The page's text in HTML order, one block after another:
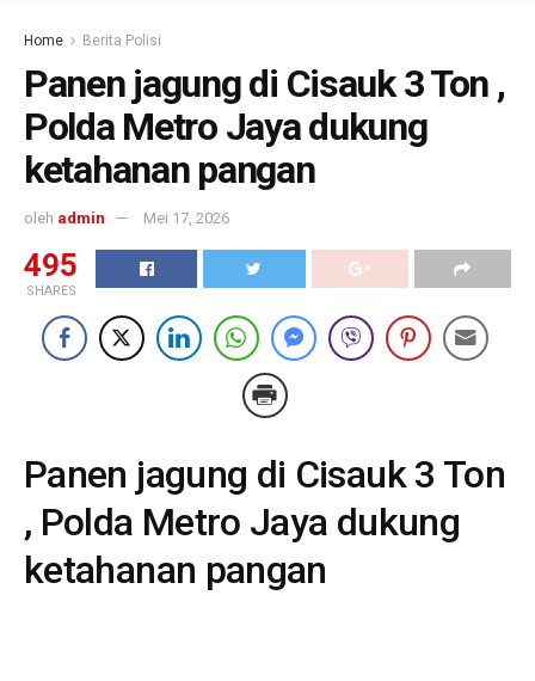
Home Berita Polisi
Panen jagung di Cisauk 3 Ton ,
Polda Metro Jaya dukung
ketahanan pangan
oleh admin Mei 17, 2026
495
SHARES
Panen jagung di Cisauk 3 Ton
, Polda Metro Jaya dukung
ketahanan pangan